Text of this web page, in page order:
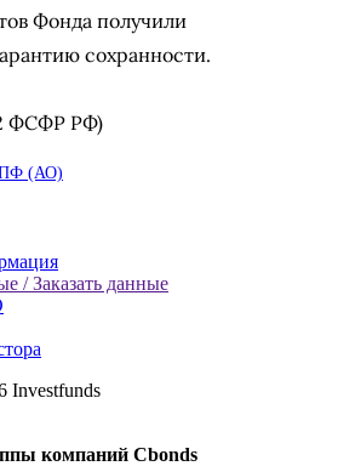
Фонда получили
сохранности.
ФСФР РФ)
(АО)
/ Заказать данные
Investfunds
компаний Cbonds